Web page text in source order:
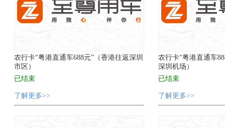
农行卡“粤港直通车688元”（香港往返深圳
市区）
已结束
了解更多>>
农行卡“粤港直通车
深圳机场）
已结束
了解更多>>